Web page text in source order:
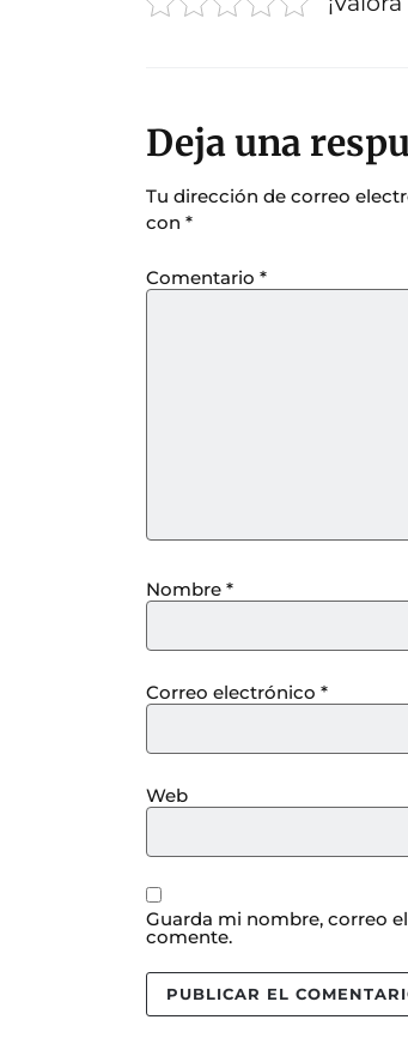
Deja una
Tu dirección de correo
con *
Comentario *
Nombre *
Correo electrónico *
Web
Guarda mi nombre, correo
comente.